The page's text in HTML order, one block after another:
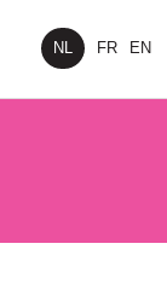
NL FR EN